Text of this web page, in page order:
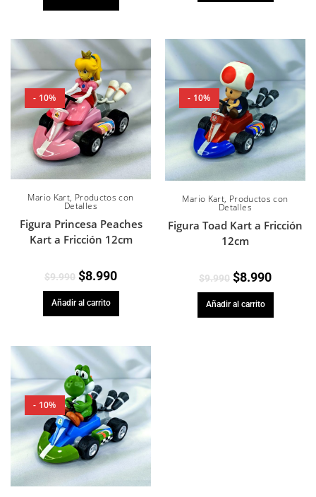
- 10%
Mario Kart, Productos con
Detalles
Figura Princesa Peaches
Kart a Fricción 12cm
$9.990 $8.990
Añadir al carrito
- 10%
Mario Kart, Productos con
Detalles
Figura Toad Kart a Fricción
12cm
$9.990 $8.990
Añadir al carrito
- 10%